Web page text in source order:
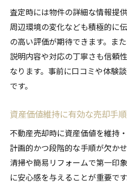
査定時には物件の詳細な情報提
周辺環境の変化なども積極的に
の高い評価が期待できます。ま
説明内容や対応の丁寧さも信頼
なります。事前に口コミや体験
です。
資産価値維持に有効な売却手
不動産売却時に資産価値を維持
計画的かつ段階的な手順が欠か
清掃や簡易リフォームで第一印
に安心感を与えることが重要で